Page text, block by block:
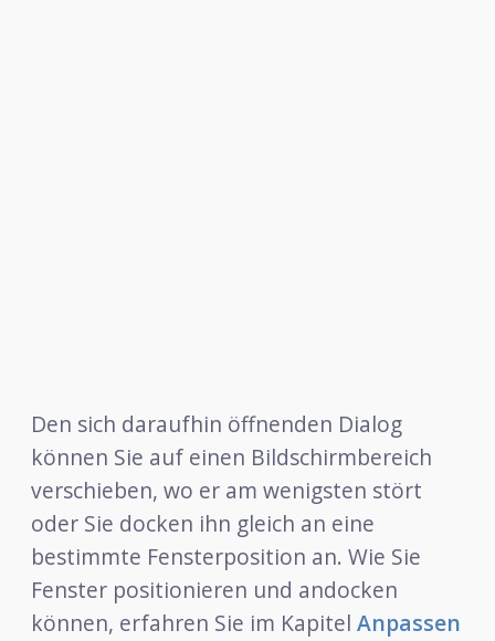
Den sich daraufhin öffnenden Dialog
können Sie auf einen Bildschirmbereich
verschieben, wo er am wenigsten stört
oder Sie docken ihn gleich an eine
bestimmte Fensterposition an. Wie Sie
Fenster positionieren und andocken
können, erfahren Sie im KapitelAnpassen